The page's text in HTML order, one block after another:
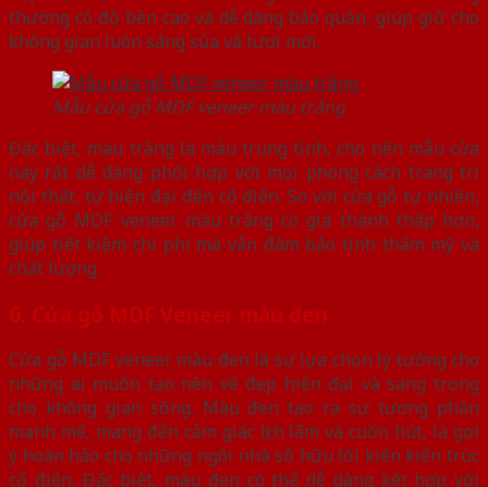
thường có độ bền cao và dễ dàng bảo quản, giúp giữ cho
không gian luôn sáng sủa và tươi mới.
Mẫu cửa gỗ MDF veneer màu trắng
Đặc biệt, màu trắng là màu trung tính, cho nên mẫu cửa
này rất dễ dàng phối hợp với mọi phong cách trang trí
nội thất, từ hiện đại đến cổ điển. So với cửa gỗ tự nhiên,
cửa gỗ MDF veneer màu trắng có giá thành thấp hơn,
giúp tiết kiệm chi phí mà vẫn đảm bảo tính thẩm mỹ và
chất lượng.
6. Cửa gỗ MDF Veneer màu đen
Cửa gỗ MDF veneer màu đen là sự lựa chọn lý tưởng cho
những ai muốn tạo nên vẻ đẹp hiện đại và sang trọng
cho không gian sống. Màu đen tạo ra sự tương phản
mạnh mẽ, mang đến cảm giác lịch lãm và cuốn hút, là gợi
ý hoàn hảo cho những ngôi nhà sở hữu lối kiến kiến trúc
cổ điển. Đặc biệt, màu đen có thể dễ dàng kết hợp với